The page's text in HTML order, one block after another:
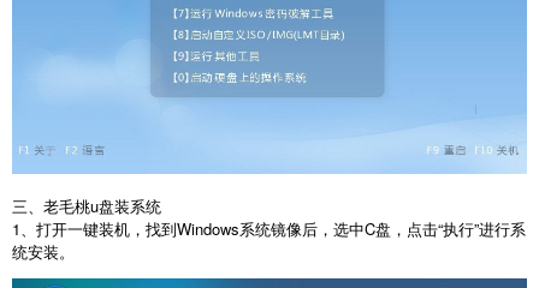
三、老毛桃u盘装系统
1、打开一键装机，找到Windows系统镜像后，选中C盘，点击“执行”进行系
统安装。